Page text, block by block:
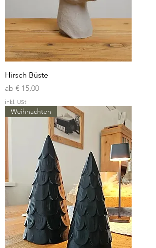
Hirsch Büste
ab € 15,00
Sale-Preis
inkl. USt
Weihnachten